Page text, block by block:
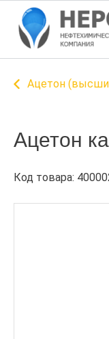
Ацетон
Ацетон
Код товара: